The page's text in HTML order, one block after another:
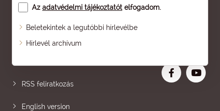
Az adatvédelmi tájékoztatót elfogadom.
Beletekintek a legutóbbi hírlevélbe
Hírlevél archívum
Oldaltérkép
RSS feliratkozás
English version